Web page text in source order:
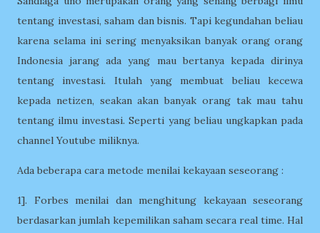
tentang investasi, saham dan bisnis. Tapi kegundahan beliau
karena selama ini sering menyaksikan banyak orang orang
Indonesia jarang ada yang mau bertanya kepada dirinya
tentang investasi. Itulah yang membuat beliau kecewa
kepada netizen, seakan akan banyak orang tak mau tahu
tentang ilmu investasi. Seperti yang beliau ungkapkan pada
channel Youtube miliknya.
Ada beberapa cara metode menilai kekayaan seseorang :
1]. Forbes menilai dan menghitung kekayaan seseorang
berdasarkan jumlah kepemilikan saham secara real time. Hal